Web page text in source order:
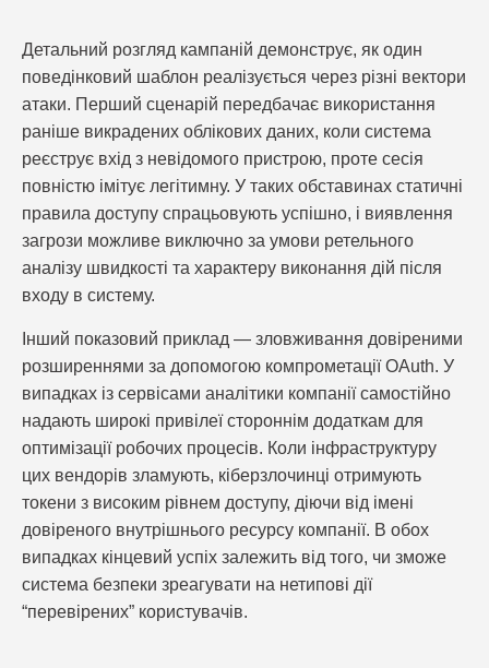
Детальний розгляд кампаній демонструє, як один
поведінковий шаблон реалізується через різні вектори
атаки. Перший сценарій передбачає використання
раніше викрадених облікових даних, коли система
реєструє вхід з невідомого пристрою, проте сесія
повністю імітує легітимну. У таких обставинах статичні
правила доступу спрацьовують успішно, і виявлення
загрози можливе виключно за умови ретельного
аналізу швидкості та характеру виконання дій після
входу в систему.
Інший показовий приклад — зловживання довіреними
розширеннями за допомогою компрометації OAuth. У
випадках із сервісами аналітики компанії самостійно
надають широкі привілеї стороннім додаткам для
оптимізації робочих процесів. Коли інфраструктуру
цих вендорів зламують, кіберзлочинці отримують
токени з високим рівнем доступу, діючи від імені
довіреного внутрішнього ресурсу компанії. В обох
випадках кінцевий успіх залежить від того, чи зможе
система безпеки зреагувати на нетипові дії
“перевірених” користувачів.